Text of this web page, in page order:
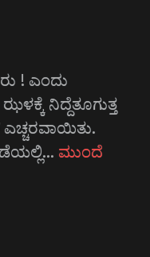
! ಎಂದು
ನಿದ್ದೆತೂಗುತ್ತ
ಮುಂದೆ